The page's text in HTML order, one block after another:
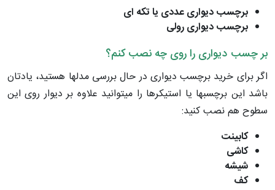
برچسب دیواری عددی یا تکه ای
برچسب دیواری رولی
بر چسب دیواری را روی چه نصب کنم؟
اگر برای خرید برچسب دیواری در حال بررسی مدلها هستید، یادتان
باشد این برچسبها یا استیکرها را میتوانید علاوه بر دیوار روی این
سطوح هم نصب کنید:
کابینت
کاشی
شیشه
کف